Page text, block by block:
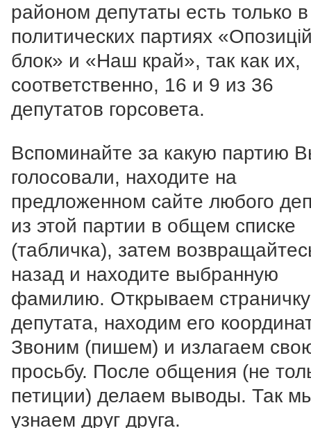
районом депутаты есть только в
политических партиях
блок» и «Наш край», так как их,
соответственно, 16 и 9 из 36
депутатов горсовета.
Вспоминайте за какую партию
голосовали, находите на
предложенном сайте любого
из этой партии в общем списке
(табличка), затем
назад и находите выбранную
фамилию. Открываем страничку
депутата, находим его
Звоним (пишем) и излагаем
просьбу. После общения (не
петиции) делаем выводы. Так
узнаем друг друга.